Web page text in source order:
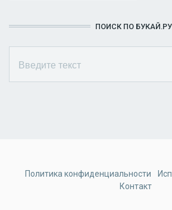
ПОИСК ПО БУКАЙ.РУ
Политика конфиденциальности
Контакт